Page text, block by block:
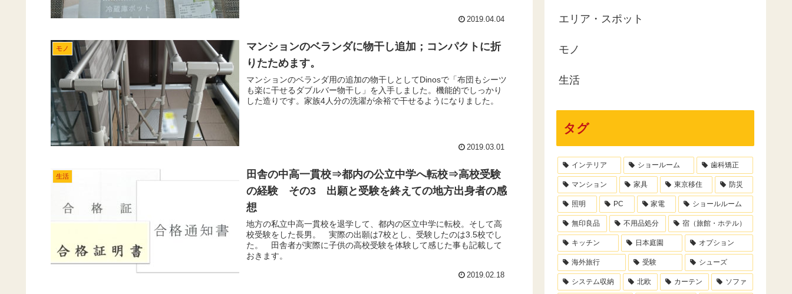
2019.04.04
モノ
マンションのベランダに物干し追加；コンパクトに折
りたためます。
マンションのベランダ用の追加の物干しとしてDinosで「布団もシーツ
も楽に干せるダブルバー物干し」を入手しました。機能的でしっかり
した造りです。家族4人分の洗濯が余裕で干せるようになりました。
2019.03.01
生活
田舎の中高一貫校⇒都内の公立中学へ転校⇒高校受験
の経験 その3 出願と受験を終えての地方出身者の感
想
地方の私立中高一貫校を退学して、都内の区立中学に転校。そして高
校受験をした長男。 実際の出願は7校とし、受験したのは3.5校でし
た。 田舎者が実際に子供の高校受験を体験して感じた事も記載して
おきます。
2019.02.18
エリア・スポット
モノ
生活
タグ
インテリア ショールーム 歯科矯正
マンション 家具 東京移住 防災
照明 PC 家電 ショールルーム
無印良品 不用品処分 宿（旅館・ホテル）
キッチン 日本庭園 オプション
海外旅行 受験 シューズ
システム収納 北欧 カーテン ソファ